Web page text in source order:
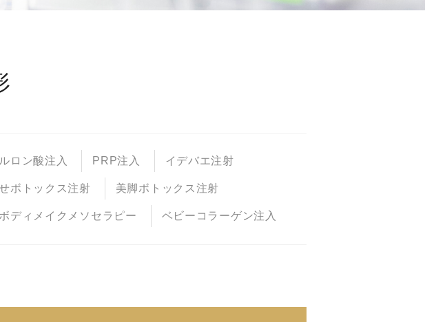
ロン酸注入 PRP注入 イデバエ注射
ボトックス注射 美脚ボトックス注射
ボディメイクメソセラピー ベビーコラーゲン注入